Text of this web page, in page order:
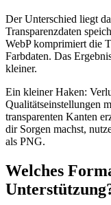
Der Unterschied liegt
Transparenzdaten
WebP komprimiert die
Farbdaten. Das
kleiner.
Ein kleiner Haken:
Qualitätseinstellungen
transparenten Kanten
dir Sorgen machst,
als PNG.
Welches